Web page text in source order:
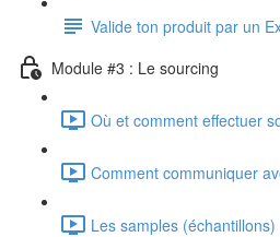
Valide ton produit par un
Module #3 : Le sourcing
Où et comment effectuer
Comment communiquer
Les samples